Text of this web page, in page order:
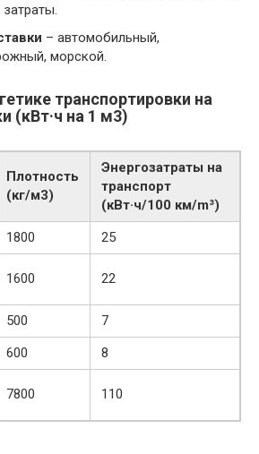
– автомобильный,
морской.
транспортировки на
(кВт·ч на 1 м3)
Плотность
(кг/м3)
Энергозатраты на
транспорт
(кВт·ч/100 км/m³)
1800
25
1600 22
500
7
600
8
7800 110